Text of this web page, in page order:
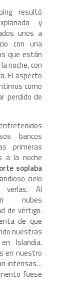
resultó
y
unos a
con una
que están
noche, con
El aspecto
como
perdido de
bancos
primeras
a la noche
soplaba
cielo
verlas. Al
nubes
de vértigo.
de que
nuestras
Islandia.
en nuestro
intensas…
fuese